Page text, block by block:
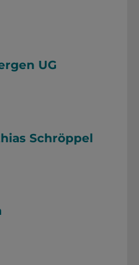
UG
Schröppel